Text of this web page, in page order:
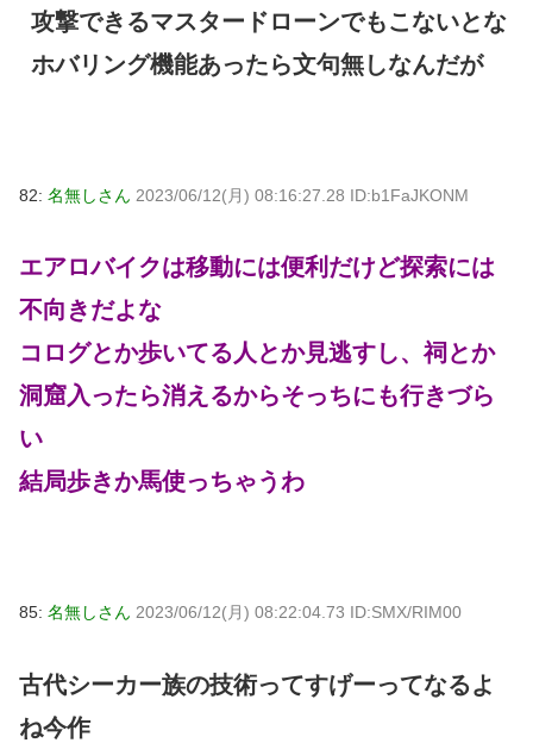
攻撃できるマスタードローンでもこないとな
ホバリング機能あったら文句無しなんだが
82: 名無しさん 2023/06/12(月) 08:16:27.28 ID:b1FaJKONM
エアロバイクは移動には便利だけど探索には
不向きだよな
コログとか歩いてる人とか見逃すし、祠とか
洞窟入ったら消えるからそっちにも行きづら
い
結局歩きか馬使っちゃうわ
85: 名無しさん 2023/06/12(月) 08:22:04.73 ID:SMX/RIM00
古代シーカー族の技術ってすげーってなるよ
ね今作